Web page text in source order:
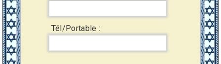
Tél/Portable :